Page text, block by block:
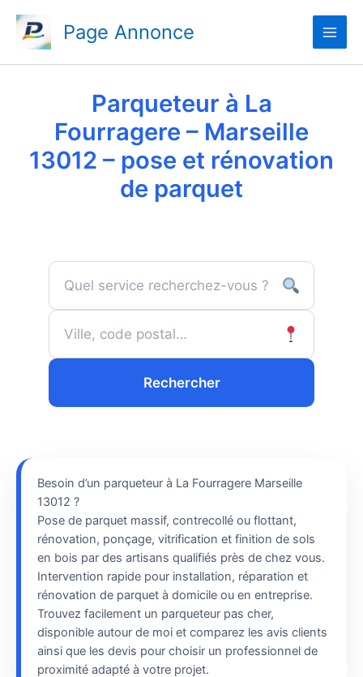
contenu
Page Annonce
Parqueteur à La
Fourragere – Marseille
13012 – pose et rénovation
de parquet
Rechercher
Besoin d’un parqueteur à La Fourragere Marseille
13012 ?
Pose de parquet massif, contrecollé ou flottant,
rénovation, ponçage, vitrification et finition de sols
en bois par des artisans qualifiés près de chez vous.
Intervention rapide pour installation, réparation et
rénovation de parquet à domicile ou en entreprise.
Trouvez facilement un parqueteur pas cher,
disponible autour de moi et comparez les avis clients
ainsi que les devis pour choisir un professionnel de
proximité adapté à votre projet.